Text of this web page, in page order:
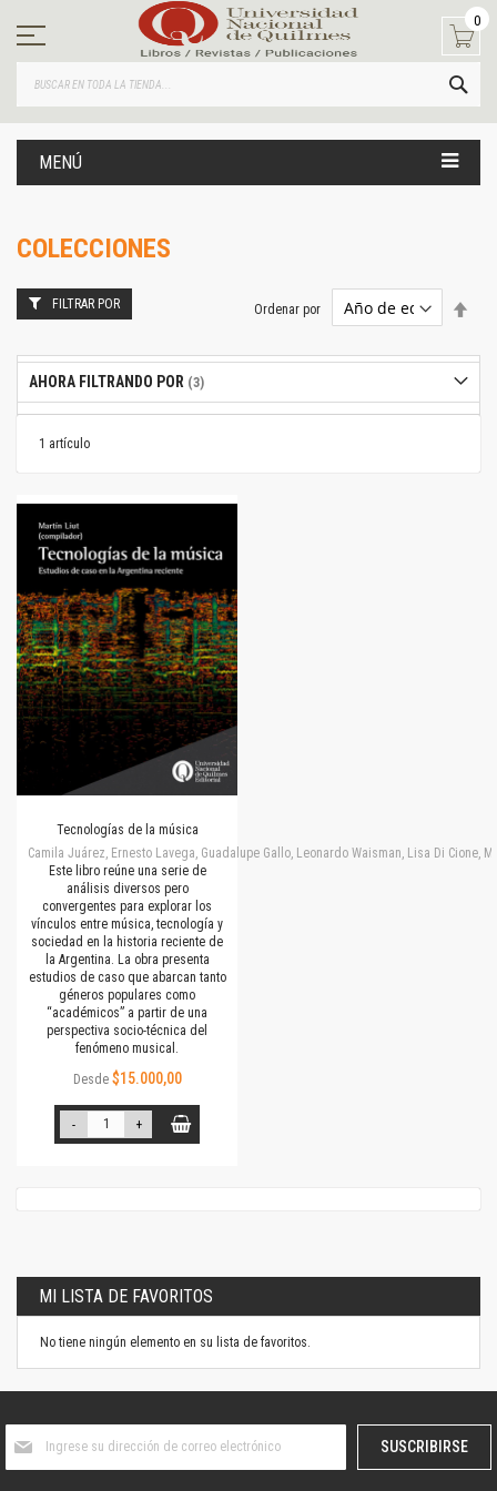
contenido
0
MENÚ
COLECCIONES
1 artículo
Ordenar por
Tecnologías de la música
Camila Juárez, Ernesto Lavega, Guadalupe Gallo, Leonardo Waisman, Lisa Di Cione,
Este libro reúne una serie de
análisis diversos pero
convergentes para explorar los
vínculos entre música, tecnología y
sociedad en la historia reciente de
la Argentina. La obra presenta
estudios de caso que abarcan tanto
géneros populares como
“académicos” a partir de una
perspectiva socio-técnica del
fenómeno musical.
Desde $15.000,00
- +
FILTRAR POR
AHORA FILTRANDO POR
MI LISTA DE FAVORITOS
No tiene ningún elemento en su lista de favoritos.
boletín
SUSCRIBIRSE